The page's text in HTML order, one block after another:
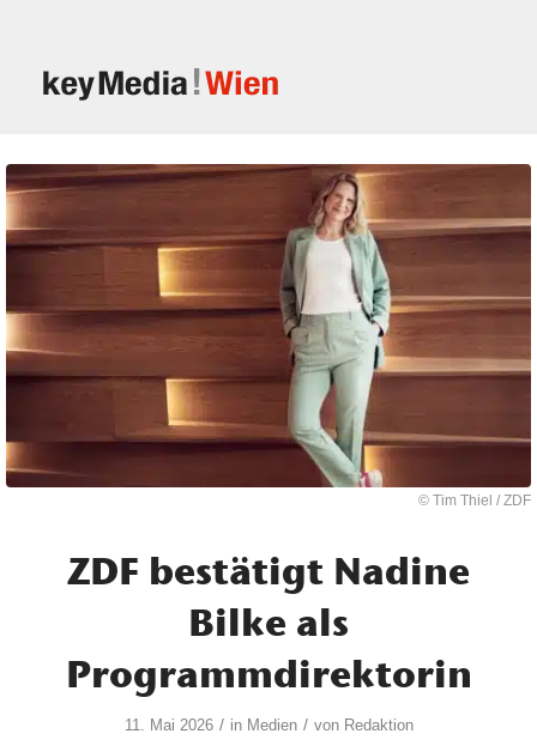
© Tim Thiel / ZDF
ZDF bestätigt Nadine
Bilke als
Programmdirektorin
11. Mai 2026 / in Medien / von Redaktion